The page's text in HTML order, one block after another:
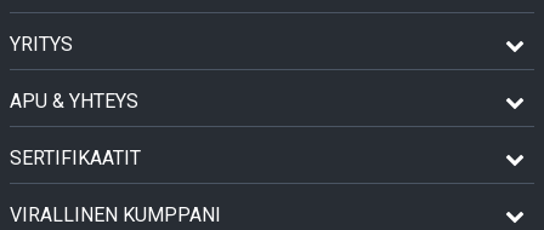
YRITYS
APU & YHTEYS
SERTIFIKAATIT
VIRALLINEN KUMPPANI